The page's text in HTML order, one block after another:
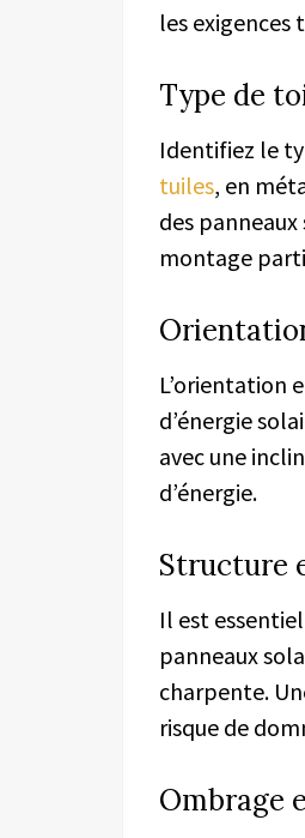
les exigences
Type de
Identifiez le
tuiles, en
des
montage
L’orientation
d’énergie
avec une
d’énergie.
Structure
Il est
panneaux
charpente.
risque de
Ombrage